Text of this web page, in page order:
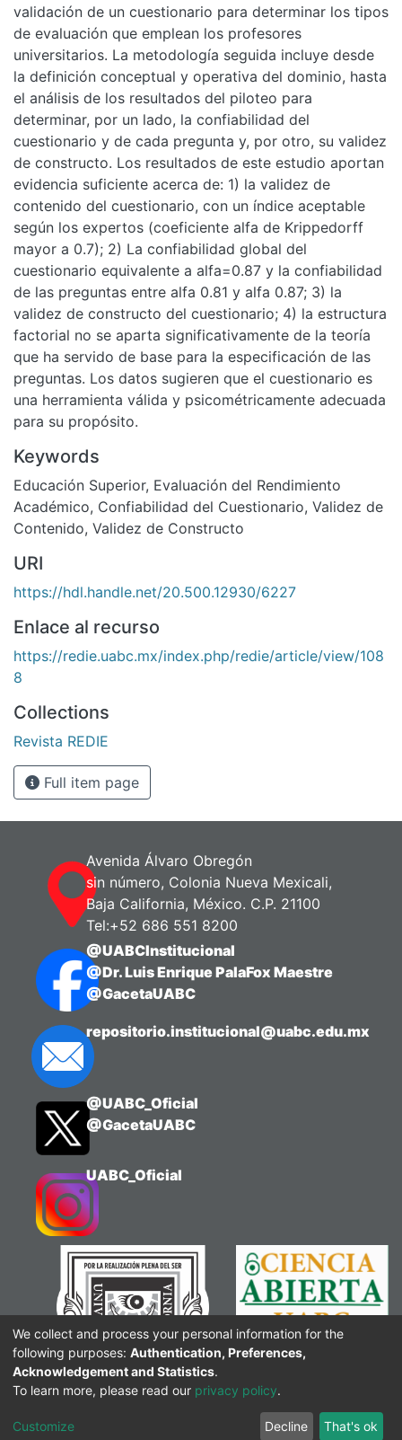
validación de un cuestionario para determinar los tipos
de evaluación que emplean los profesores
universitarios. La metodología seguida incluye desde
la definición conceptual y operativa del dominio, hasta
el análisis de los resultados del piloteo para
determinar, por un lado, la confiabilidad del
cuestionario y de cada pregunta y, por otro, su validez
de constructo. Los resultados de este estudio aportan
evidencia suficiente acerca de: 1) la validez de
contenido del cuestionario, con un índice aceptable
según los expertos (coeficiente alfa de Krippedorff
mayor a 0.7); 2) La confiabilidad global del
cuestionario equivalente a alfa=0.87 y la confiabilidad
de las preguntas entre alfa 0.81 y alfa 0.87; 3) la
validez de constructo del cuestionario; 4) la estructura
factorial no se aparta significativamente de la teoría
que ha servido de base para la especificación de las
preguntas. Los datos sugieren que el cuestionario es
una herramienta válida y psicométricamente adecuada
para su propósito.
Keywords
Educación Superior, Evaluación del Rendimiento
Académico, Confiabilidad del Cuestionario, Validez de
Contenido, Validez de Constructo
URI
https://hdl.handle.net/20.500.12930/6227
Enlace al recurso
https://redie.uabc.mx/index.php/redie/article/view/108
8
Collections
Revista REDIE
Full item page
Avenida Álvaro Obregón
sin número, Colonia Nueva Mexicali,
Baja California, México. C.P. 21100
Tel:+52 686 551 8200
@UABCInstitucional
@Dr. Luis Enrique PalaFox Maestre
@GacetaUABC
repositorio.institucional@uabc.edu.mx
@UABC_Oficial
@GacetaUABC
UABC_Oficial
We collect and process your personal information for the
following purposes: Authentication, Preferences,
Acknowledgement and Statistics.
To learn more, please read our privacy policy.
Customize Decline That's ok